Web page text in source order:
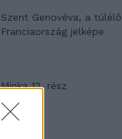
Szent Genovéva, a túlélő
Franciaország jelképe
Minka 12. rész